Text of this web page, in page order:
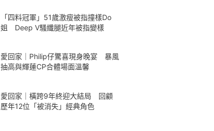
「四料冠軍」51歲激瘦被指撞樣Do
姐 Deep V騷纖腿近年被指變樣
愛回家｜Philip仔驚喜現身晚宴 暴風
抽高與輝蓮CP合體場面溫馨
愛回家｜橫跨9年終迎大結局 回顧
歷年12位「被消失」經典角色